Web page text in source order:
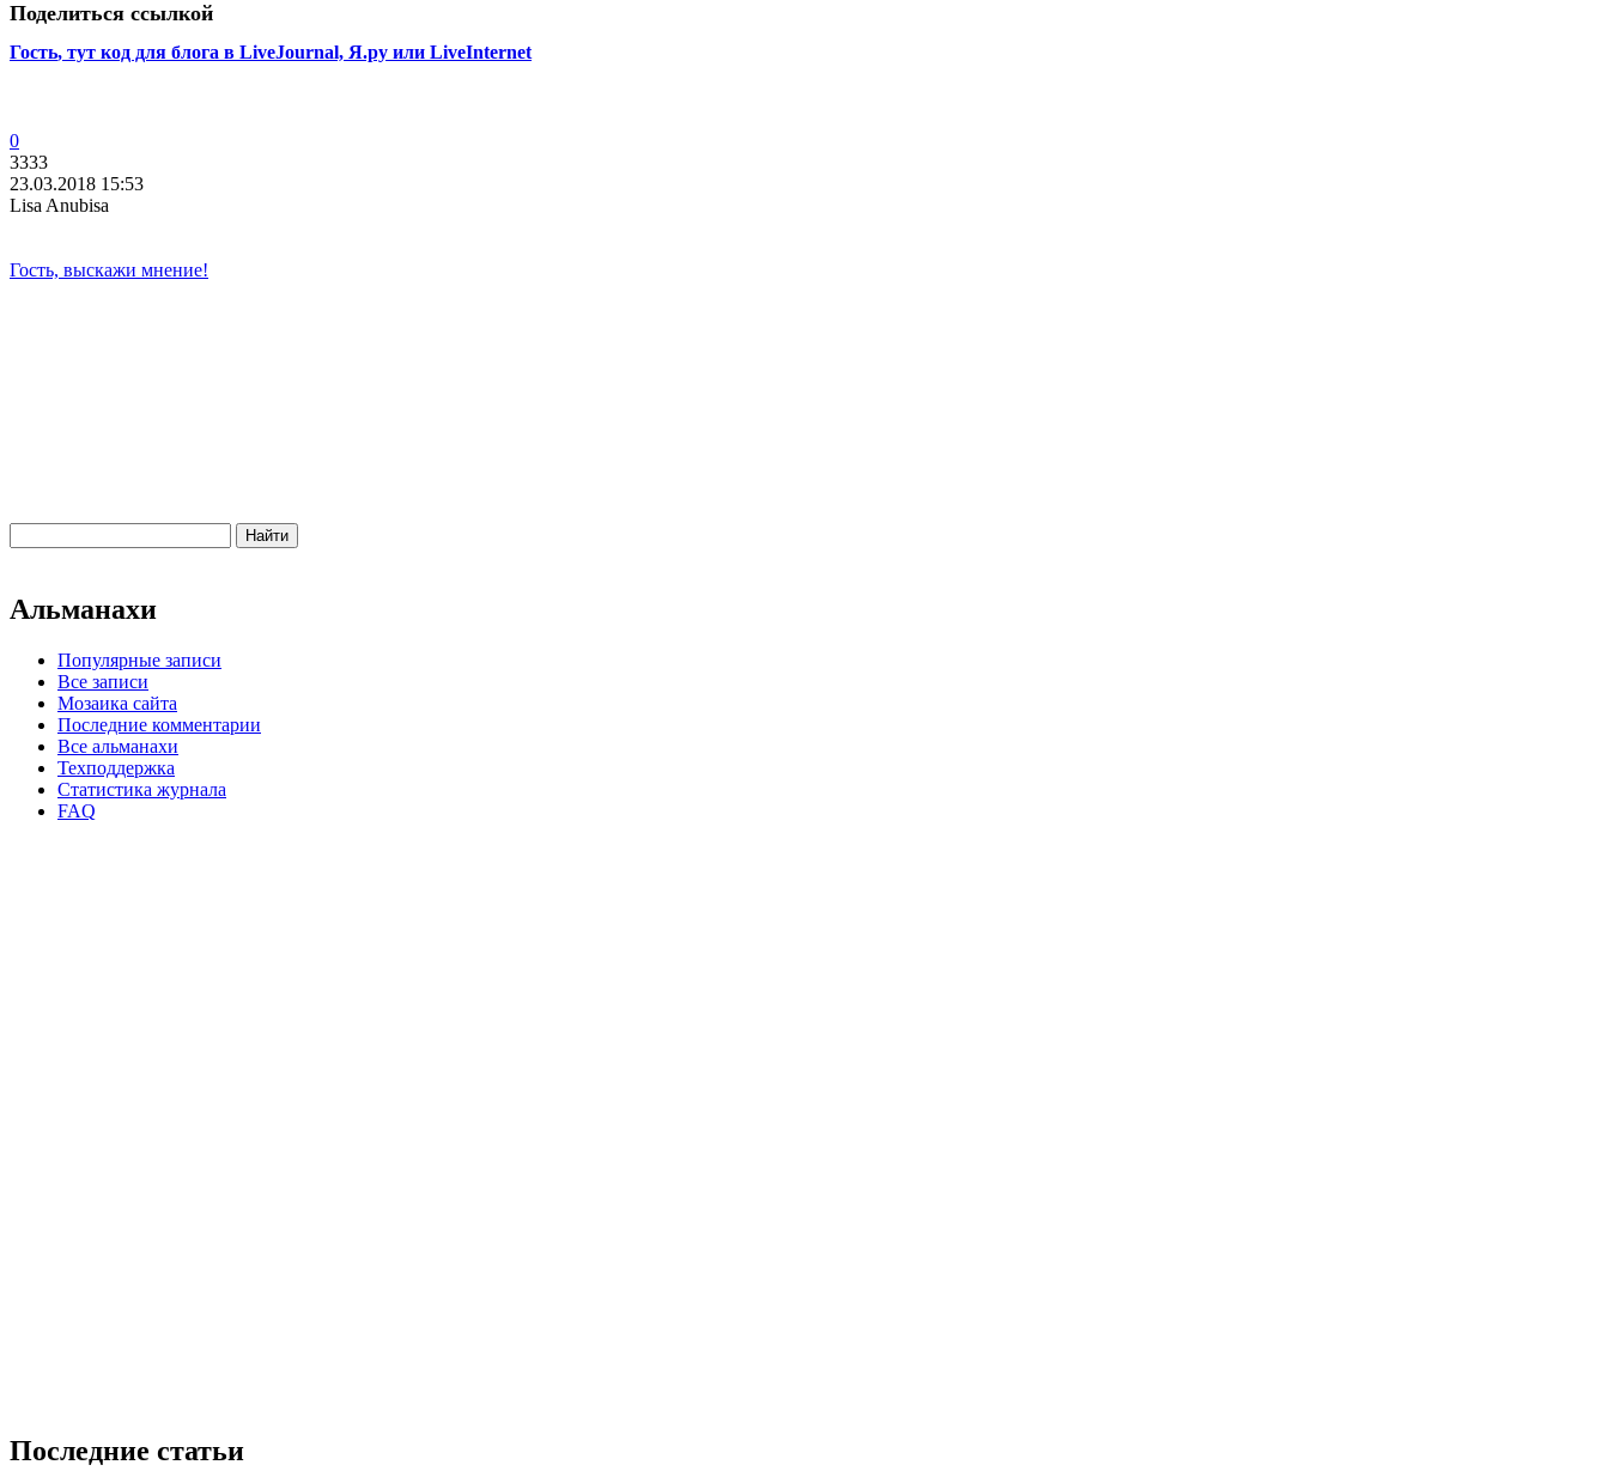
Поделиться ссылкой
Гость, тут код для блога в LiveJournal, Я.ру или LiveInternet
0
3333
23.03.2018 15:53
Lisa Anubisa
Гость, выскажи мнение!
Альманахи
Популярные записи
Все записи
Мозаика сайта
Последние комментарии
Все альманахи
Техподдержка
Статистика журнала
FAQ
Последние статьи